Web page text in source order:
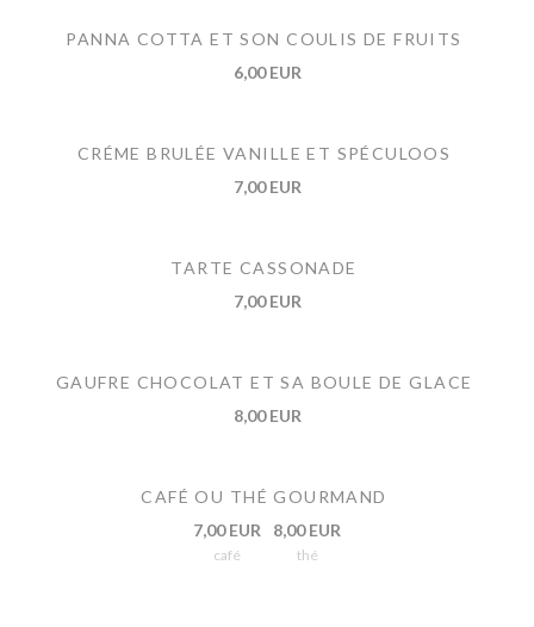
PANNA COTTA ET SON COULIS DE FRUITS
6,00 EUR
CRÉME BRULÉE VANILLE ET SPÉCULOOS
7,00 EUR
TARTE CASSONADE
7,00 EUR
GAUFRE CHOCOLAT ET SA BOULE DE GLACE
8,00 EUR
CAFÉ OU THÉ GOURMAND
7,00 EUR
café
8,00 EUR
thé